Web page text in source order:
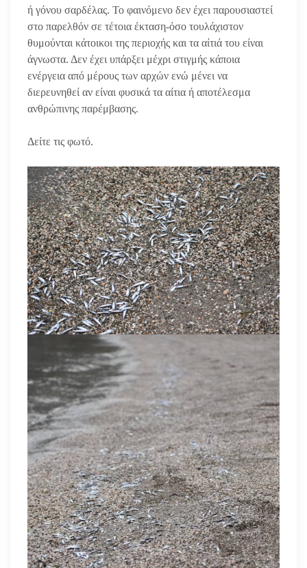
ή γόνου σαρδέλας. Το φαινόμενο δεν έχει παρουσιαστεί
στο παρελθόν σε τέτοια έκταση-όσο τουλάχιστον
θυμούνται κάτοικοι της περιοχής και τα αίτιά του είναι
άγνωστα. Δεν έχει υπάρξει μέχρι στιγμής κάποια
ενέργεια από μέρους των αρχών ενώ μένει να
διερευνηθεί αν είναι φυσικά τα αίτια ή αποτέλεσμα
ανθρώπινης παρέμβασης.
Δείτε τις φωτό.